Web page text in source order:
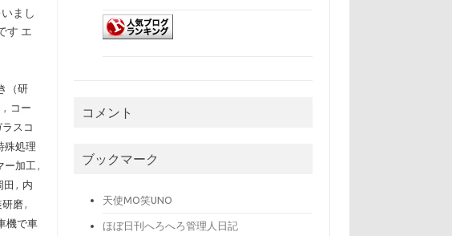
まし
す エ
（研
, コー
スコ
殊処理
ー加工 ,
田 , 内
研磨,
機で車
コメント
ブックマーク
天使MO笑UNO
ほぼ日刊へろへろ管理人日記